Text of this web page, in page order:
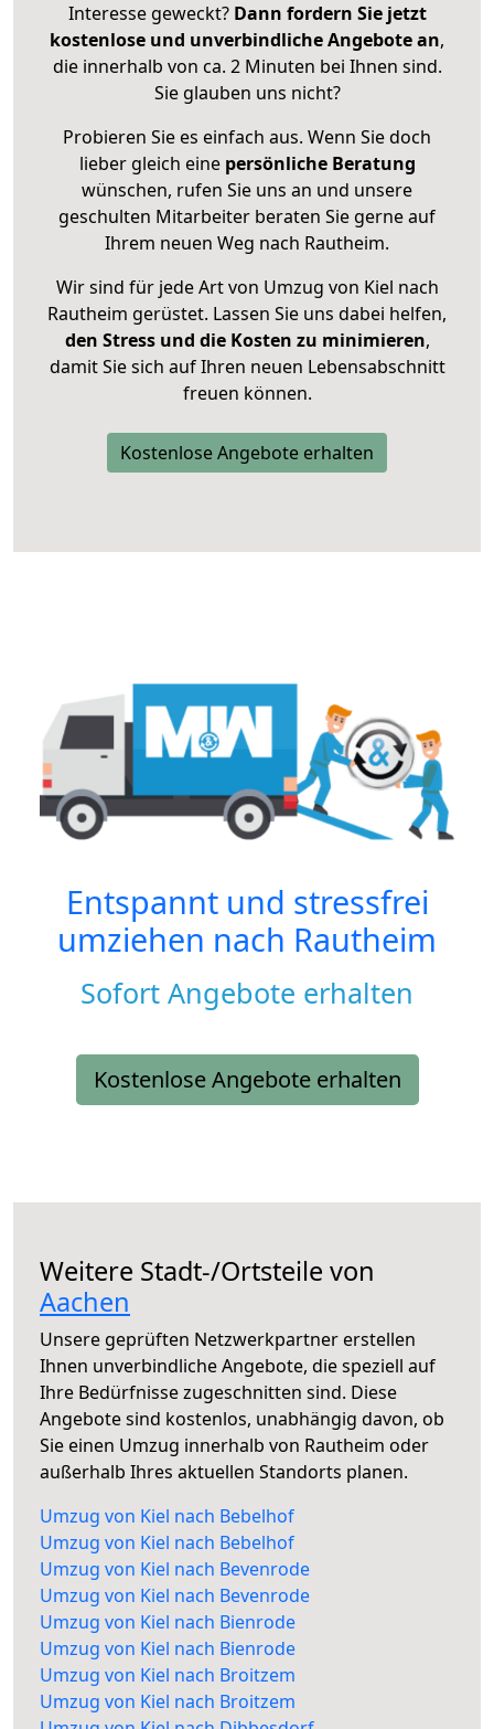
Interesse geweckt? Dann fordern Sie jetzt
kostenlose und unverbindliche Angebote an,
die innerhalb von ca. 2 Minuten bei Ihnen sind.
Sie glauben uns nicht?
Probieren Sie es einfach aus. Wenn Sie doch
lieber gleich eine persönliche Beratung
wünschen, rufen Sie uns an und unsere
geschulten Mitarbeiter beraten Sie gerne auf
Ihrem neuen Weg nach Rautheim.
Wir sind für jede Art von Umzug von Kiel nach
Rautheim gerüstet. Lassen Sie uns dabei helfen,
den Stress und die Kosten zu minimieren,
damit Sie sich auf Ihren neuen Lebensabschnitt
freuen können.
Kostenlose Angebote erhalten
Entspannt und stressfrei
umziehen nach Rautheim
Sofort Angebote erhalten
Kostenlose Angebote erhalten
Weitere Stadt-/Ortsteile von
Aachen
Unsere geprüften Netzwerkpartner erstellen
Ihnen unverbindliche Angebote, die speziell auf
Ihre Bedürfnisse zugeschnitten sind. Diese
Angebote sind kostenlos, unabhängig davon, ob
Sie einen Umzug innerhalb von Rautheim oder
außerhalb Ihres aktuellen Standorts planen.
Umzug von Kiel nach Bebelhof
Umzug von Kiel nach Bebelhof
Umzug von Kiel nach Bevenrode
Umzug von Kiel nach Bevenrode
Umzug von Kiel nach Bienrode
Umzug von Kiel nach Bienrode
Umzug von Kiel nach Broitzem
Umzug von Kiel nach Broitzem